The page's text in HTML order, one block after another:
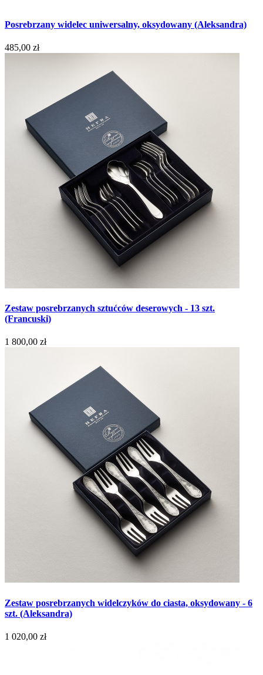
Posrebrzany widelec uniwersalny, oksydowany (Aleksandra)
485,00 zł
Zestaw posrebrzanych sztućców deserowych - 13 szt.
(Francuski)
1 800,00 zł
Zestaw posrebrzanych widelczyków do ciasta, oksydowany - 6
szt. (Aleksandra)
1 020,00 zł